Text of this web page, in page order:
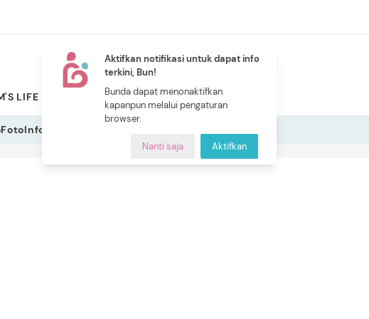
Aktifkan notifikasi untuk dapat info
terkini, Bun!
Bunda dapat menonaktifkan
kapanpun melalui pengaturan
browser.
Nanti saja Aktifkan
LIFE PILIHAN BUNDA
NEW
CERITA BUNDA
FotoInfografis